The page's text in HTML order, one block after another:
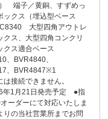
端子／黄銅、すずめっ
ックス（埋込型ベース
大型四角アウトレ
クス、大型四角コンクリ
クス適合ベース
、BVR4840、
、BVR4847※1
は接続できません。
1月21日発売予定 ●指
ーダーにて対応いたしま
りの当社営業所までお問